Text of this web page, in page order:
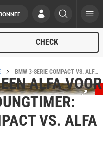
BMW 3-SERIE COMPACT VS. ALFA ROMEO 145 VERGELIJKENDE TEST
ALFA VOOR
VS. ALFA